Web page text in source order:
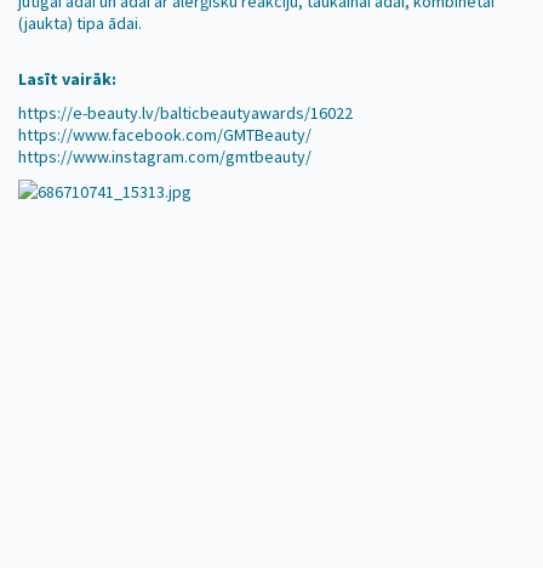
(jaukta) tipa ādai.
Lasīt vairāk:
https://e-beauty.lv/balticbeautyawards/16022
https://www.facebook.com/GMTBeauty/
https://www.instagram.com/gmtbeauty/